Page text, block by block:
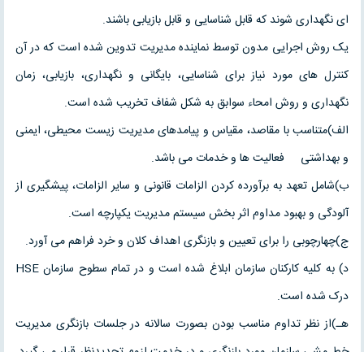
ای نگهداری شوند که قابل شناسایی و قابل بازیابی باشند.
یک روش اجرایی مدون توسط نماینده مدیریت تدوین شده است که در آن
کنترل های مورد نیاز برای شناسایی، بایگانی و نگهداری، بازیابی، زمان
نگهداری و روش امحاء سوابق به شکل شفاف تخریب شده است.
الف)متناسب با مقاصد، مقیاس و پیامدهای مدیریت زیست محیطی، ایمنی
و بهداشتی فعالیت ها و خدمات می باشد.
ب)شامل تعهد به برآورده کردن الزامات قانونی و سایر الزامات، پیشگیری از
آلودگی و بهبود مداوم اثر بخش سیستم مدیریت یکپارچه است.
ج)چهارچوبی را برای تعیین و بازنگری اهداف کلان و خرد فراهم می آورد.
د) به کلیه کارکنان سازمان ابلاغ شده است و در تمام سطوح سازمان HSE
درک شده است.
هـ)از نظر تداوم مناسب بودن بصورت سالانه در جلسات بازنگری مدیریت